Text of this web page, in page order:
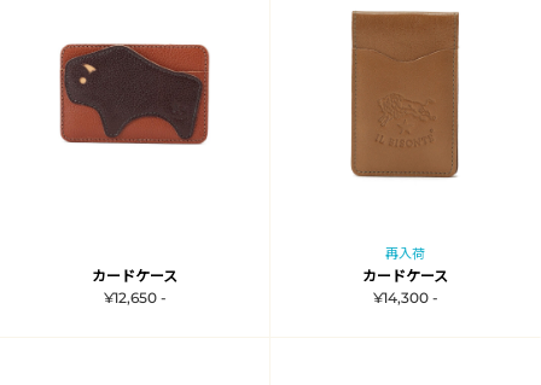
カードケース
¥12,650 -
再入荷
カードケース
¥14,300 -